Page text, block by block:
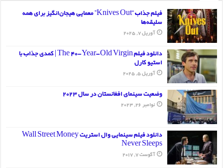
فیلم جذاب “Knives Out” معمایی هیجان‌انگیز برای همه
سلیقه‌ها
آوریل 7, 2025
دانلود فیلم The 40-Year-Old Virgin | کمدی جذاب با
استیو کارل
آوریل 5, 2025
وضعیت سینمای افغانستان در سال 2023
نوامبر 26, 2023
دانلود فیلم سینمایی وال استریت Wall Street Money
Never Sleeps
آگوست 7, 2017